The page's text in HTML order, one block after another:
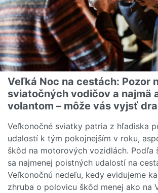
Veľká Noc na cestách: Pozor
sviatočných vodičov a najmä
volantom – môže vás vyjsť
Veľkonočné sviatky patria z hľadiska
udalostí k tým pokojnejším v roku,
škôd na motorových vozidlách. Podľa
sa najmenej poistných udalostí na
Veľkonočnú nedeľu, kedy evidujeme
zhruba o polovicu škôd menej ako na